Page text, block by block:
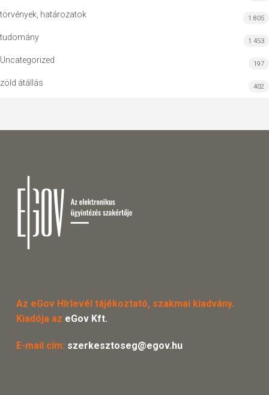
törvények, határozatok 1 805
tudomány 1 453
Uncategorized 197
zöld átállás 402
Az eGov Hírlevél tájékoztató, szakmai kiadvány.
Kiadója az eGov Kft.
E-mail cím: szerkesztoseg@egov.hu